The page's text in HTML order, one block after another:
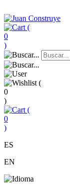
(
0
)
(
0
)
(
0
)
ES
EN